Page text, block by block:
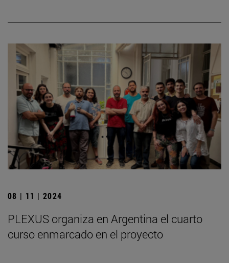
08 | 11 | 2024
PLEXUS organiza en Argentina el cuarto
curso enmarcado en el proyecto